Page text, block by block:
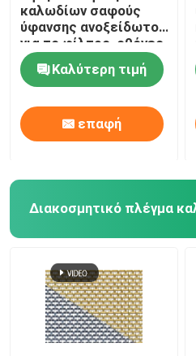
καλωδίων σαφούς
ύφανσης ανοξείδωτου
για το φίλτρο, οθόνες
παραθύρων
Καλύτερη τιμή
επαφή
Διακοσμητικό πλέγμα